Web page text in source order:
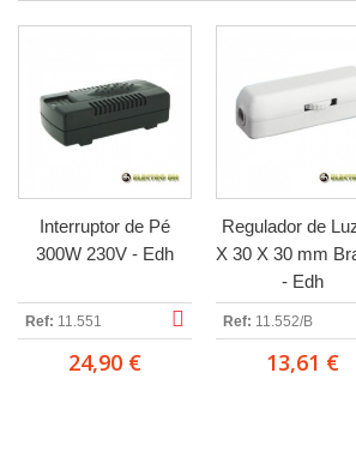
Interruptor de Pé
300W 230V - Edh
Ref: 11.551
24,90 €
Regulador de
X 30 X 30 mm
- Edh
Ref: 11.552/B
13,61 €